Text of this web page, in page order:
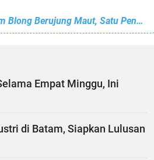
Petaka Akhir Pekan di Pantai Melur: Rem Blong Berujung Maut, Satu Penumpang Bus Wisata Tewas
Empat Minggu, Ini
di Batam, Siapkan Lulusan